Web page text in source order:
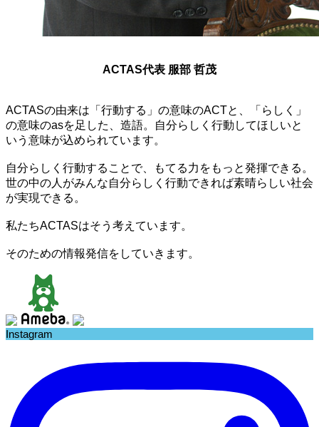
ACTAS代表 服部 哲茂
ACTASの由来は「行動する」の意味のACTと、「らしく」
の意味のasを足した、造語。自分らしく行動してほしいと
いう意味が込められています。
自分らしく行動することで、もてる力をもっと発揮できる。
世の中の人がみんな自分らしく行動できれば素晴らしい社会
が実現できる。
私たちACTASはそう考えています。
そのための情報発信をしていきます。
Instagram